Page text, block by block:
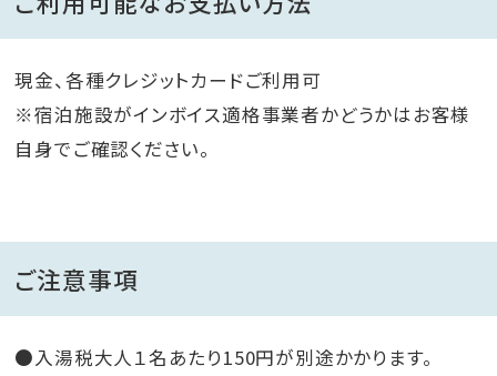
現金、各種クレジットカードご利用可
※宿泊施設がインボイス適格事業者かどうかはお客様
自身でご確認ください。
ご注意事項
●入湯税大人１名あたり150円が別途かかります。